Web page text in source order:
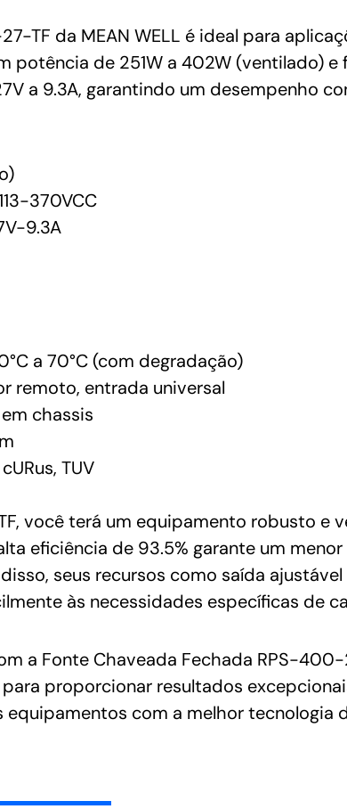
quantidade
TF da MEAN WELL é ideal para
potência de 251W a 402W (ventilado)
a 9.3A, garantindo um desempenho
370VCC
9.3A
a 70°C (com degradação)
remoto, entrada universal
chassis
TUV
você terá um equipamento robusto e
eficiência de 93.5% garante um
seus recursos como saída
às necessidades específicas de
a Fonte Chaveada Fechada RPS-
proporcionar resultados
com a melhor tecnologia